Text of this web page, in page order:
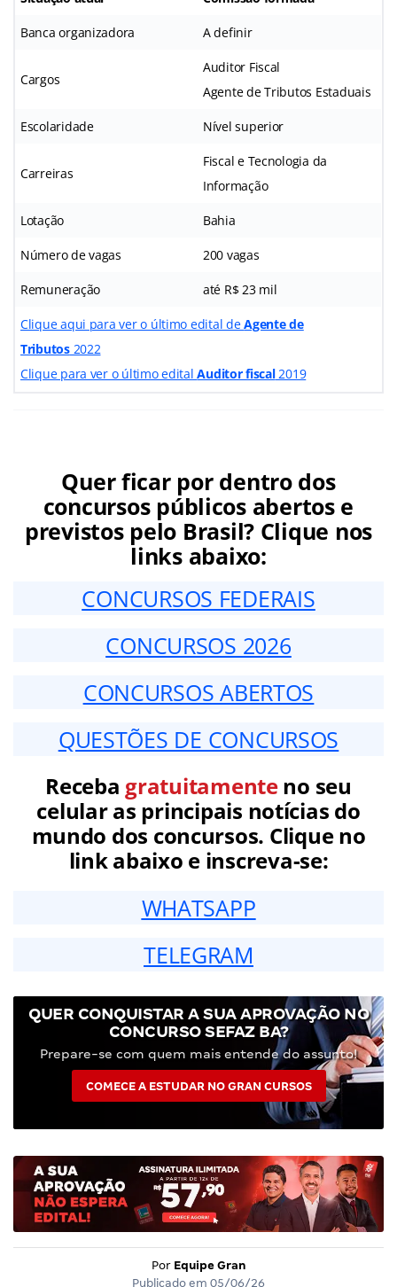
Banca organizadora A definir
Cargos
Auditor Fiscal
Agente de Tributos Estaduais
Escolaridade Nível superior
Carreiras
Fiscal e Tecnologia da
Informação
Lotação Bahia
Número de vagas 200 vagas
Remuneração até R$ 23 mil
Clique aqui para ver o último edital deAgente de
Tributos2022
Clique para ver o último editalAuditor fiscal2019
Quer ficar por dentro dos
concursos públicos abertos e
previstos pelo Brasil? Clique nos
links abaixo:
CONCURSOS FEDERAIS
CONCURSOS 2026
CONCURSOS ABERTOS
QUESTÕES DE CONCURSOS
Receba gratuitamenteno seu
celular as principais notícias do
mundo dos concursos. Clique no
link abaixo e inscreva-se:
WHATSAPP
TELEGRAM
QUER CONQUISTAR A SUA APROVAÇÃO NO
CONCURSO SEFAZ BA?
Prepare-se com quem mais entende do assunto!
COMECE A ESTUDAR NO GRAN CURSOS
Por Equipe Gran
Publicado em 05/06/26